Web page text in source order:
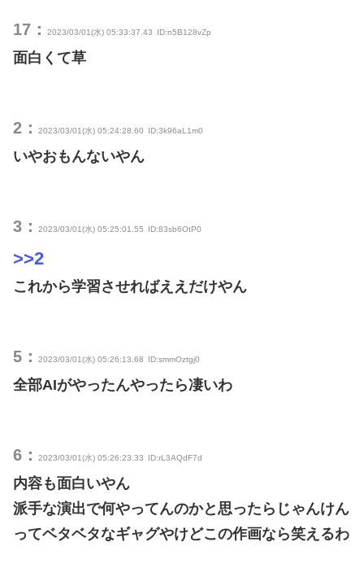
17： 2023/03/01(水) 05:33:37.43 ID:n5B128vZp
面白くて草
2： 2023/03/01(水) 05:24:28.60 ID:3k96aL1m0
いやおもんないやん
3： 2023/03/01(水) 05:25:01.55 ID:83sb6OtP0
>>2
これから学習させればええだけやん
5： 2023/03/01(水) 05:26:13.68 ID:smmOztgj0
全部AIがやったんやったら凄いわ
6： 2023/03/01(水) 05:26:23.33 ID:rL3AQdF7d
内容も面白いやん
派手な演出で何やってんのかと思ったらじゃんけん
ってベタベタなギャグやけどこの作画なら笑えるわ